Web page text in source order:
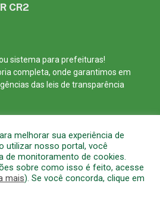
CR2
sistema para prefeituras!
completa, onde garantimos em
das leis de transparência
a Prefeitura Municipal de Barcarena
melhorar sua experiência de
utilizar nosso portal, você
de monitoramento de cookies.
sobre como isso é feito, acesse
mais). Se você concorda, clique em